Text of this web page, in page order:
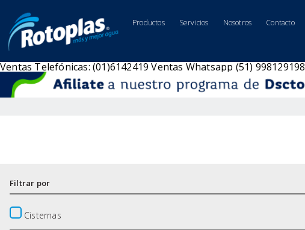
Productos Servicios Nosotros Contacto
Ventas Telefónicas: (01)6142419 Ventas Whatsapp (51) 998129198
Filtrar por
Cisternas